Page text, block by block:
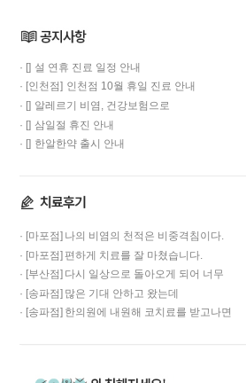
· [] 설 연휴 진료 일정 안내
· [인천점] 인천점 10월 휴일 진료 안내
· [] 알레르기 비염, 건강보험으로
치료하고 비용…
· [] 삼일절 휴진 안내
· [] 한알한약 출시 안내
· [마포점] 나의 비염의 천적은 비중격침이다.
· [마포점]편하게 치료를 잘 마쳤습니다.
· [부산점] 다시 일상으로 돌아오게 되어 너무
기쁩니다…
· [송파점] 많은 기대 안하고 왔는데
코스요리처럼 이어…
· [송파점] 한의원에 내원해 코치료를 받고나면